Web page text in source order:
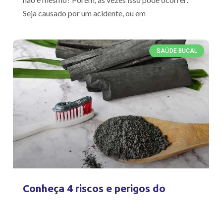
Seja causado por um acidente, ou em
SAÚDE BUCAL
Conheça 4 riscos e perigos do